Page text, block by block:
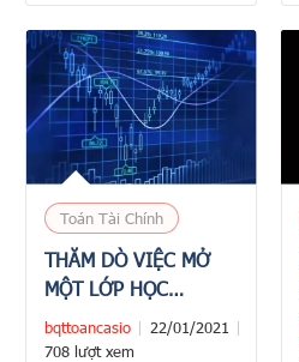
lãi đơn, lãi kép và lãi kép
liên tục được trình bày
một cách đơn giản và dễ
hiểu. Tuy nhiên đối với
các đối tượng người học
có trình độ học lực cao …
Toán Tài Chính
THĂM DÒ VIỆC MỞ
MỘT LỚP HỌC
ONLINE VỀ TOÁN TÀI
CHÍNH
bqttoancasio
22/01/2021
708 lượt xem